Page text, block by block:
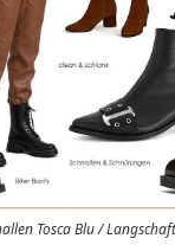
Tosca Blu /